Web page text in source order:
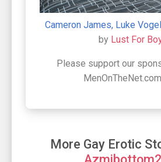
Cameron James, Luke
by Lust For
Please support our
More Gay Erotic